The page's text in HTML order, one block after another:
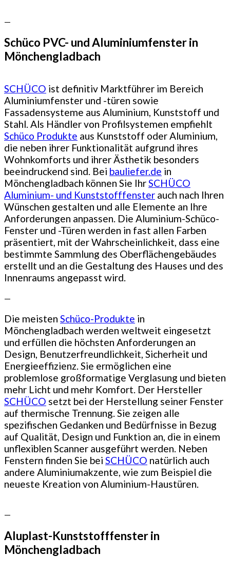
—
Schüco PVC- und Aluminiumfenster in
Mönchengladbach
SCHÜCO ist definitiv Marktführer im Bereich
Aluminiumfenster und -türen sowie
Fassadensysteme aus Aluminium, Kunststoff und
Stahl. Als Händler von Profilsystemen empfiehlt
Schüco Produkte aus Kunststoff oder Aluminium,
die neben ihrer Funktionalität aufgrund ihres
Wohnkomforts und ihrer Ästhetik besonders
beeindruckend sind. Bei bauliefer.de in
Mönchengladbach können Sie IhrSCHÜCO
Aluminium- und Kunststofffenster auch nach Ihren
Wünschen gestalten und alle Elemente an Ihre
Anforderungen anpassen. Die Aluminium-Schüco-
Fenster und -Türen werden in fast allen Farben
präsentiert, mit der Wahrscheinlichkeit, dass eine
bestimmte Sammlung des Oberflächengebäudes
erstellt und an die Gestaltung des Hauses und des
Innenraums angepasst wird.
—
Die meisten Schüco-Produkte in
Mönchengladbach werden weltweit eingesetzt
und erfüllen die höchsten Anforderungen an
Design, Benutzerfreundlichkeit, Sicherheit und
Energieeffizienz. Sie ermöglichen eine
problemlose großformatige Verglasung und bieten
mehr Licht und mehr Komfort. Der Hersteller
SCHÜCO setzt bei der Herstellung seiner Fenster
auf thermische Trennung. Sie zeigen alle
spezifischen Gedanken und Bedürfnisse in Bezug
auf Qualität, Design und Funktion an, die in einem
unflexiblen Scanner ausgeführt werden. Neben
Fenstern finden Sie bei SCHÜCO natürlich auch
andere Aluminiumakzente, wie zum Beispiel die
neueste Kreation von Aluminium-Haustüren.
—
Aluplast-Kunststofffenster in
Mönchengladbach